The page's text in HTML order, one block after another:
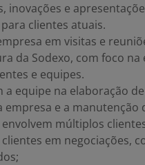
inovações e
clientes atuais.
em visitas e
da Sodexo, com foco
e equipes.
a equipe na elaboração
empresa e a
múltiplos
em negociações,